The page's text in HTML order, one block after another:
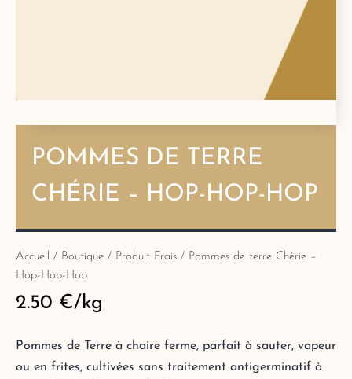
POMMES DE TERRE
CHÉRIE – HOP-HOP-HOP
Accueil / Boutique / Produit Frais / Pommes de terre Chérie –
Hop-Hop-Hop
2.50 €/kg
Pommes de Terre à chaire ferme, parfait à sauter, vapeur
ou en frites, cultivées sans traitement antigerminatif à